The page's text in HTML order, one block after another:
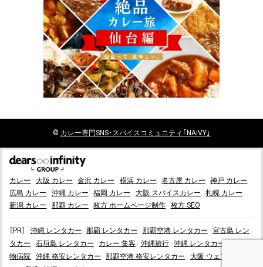
© カレー専門SNS・スパイスコミュニティ「NAiVY」
カレー 大阪 カレー 金沢 カレー 横浜 カレー 名古屋 カレー
神戸 カレー
広島 カレー
沖縄 カレー 福岡 カレー 大阪 スパイスカレー
札幌 カレー
新潟 カレー
那覇 カレー 枚方 ホームページ制作 枚方 SEO
［PR］ 沖縄 レンタカー 那覇 レンタカー 那覇空港 レンタカー
宮古島 レン
タカー
石垣島 レンタカー カレー 集客 沖縄旅行 沖縄 レンタカー
物病院
沖縄 格安レンタカー 那覇空港 格安レンタカー 大阪 ウェブ集客